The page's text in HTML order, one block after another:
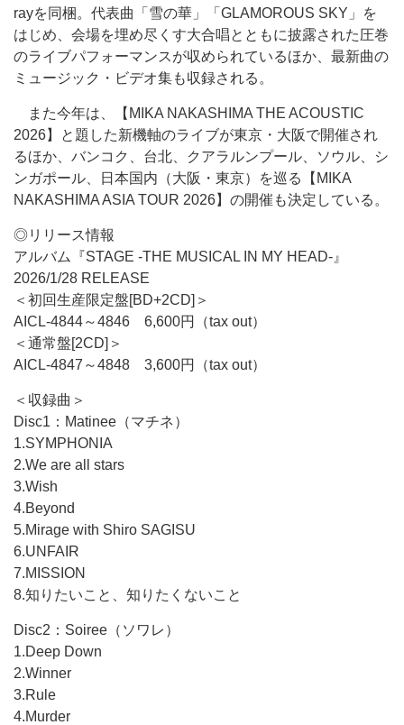
rayを同梱。代表曲「雪の華」「GLAMOROUS SKY」を
はじめ、会場を埋め尽くす大合唱とともに披露された圧巻
のライブパフォーマンスが収められているほか、最新曲の
ミュージック・ビデオ集も収録される。
また今年は、【MIKA NAKASHIMA THE ACOUSTIC
2026】と題した新機軸のライブが東京・大阪で開催され
るほか、バンコク、台北、クアラルンプール、ソウル、シ
ンガポール、日本国内（大阪・東京）を巡る【MIKA
NAKASHIMA ASIA TOUR 2026】の開催も決定している。
◎リリース情報
アルバム『STAGE -THE MUSICAL IN MY HEAD-』
2026/1/28 RELEASE
＜初回生産限定盤[BD+2CD]＞
AICL-4844～4846 6,600円（tax out）
＜通常盤[2CD]＞
AICL-4847～4848 3,600円（tax out）
＜収録曲＞
Disc1：Matinee（マチネ）
1.SYMPHONIA
2.We are all stars
3.Wish
4.Beyond
5.Mirage with Shiro SAGISU
6.UNFAIR
7.MISSION
8.知りたいこと、知りたくないこと
Disc2：Soiree（ソワレ）
1.Deep Down
2.Winner
3.Rule
4.Murder